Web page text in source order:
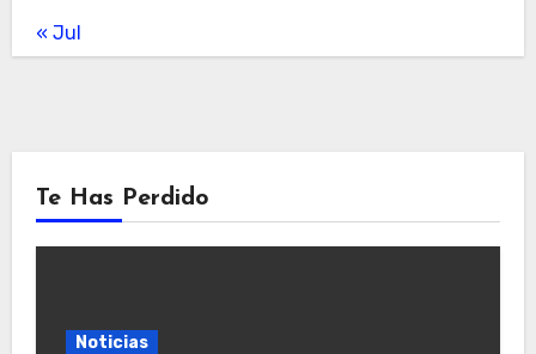
« Jul
Te Has Perdido
Noticias